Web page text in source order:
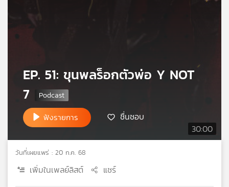
เครือ
แผนที่
วิทยุ
เครือ
ข่าย
30:00
EP. 51: ขุนพลร็อกตัวพ่อ Y NOT
7
ฟังรายการ ชื่นชอบ
วันที่เผยแพร่ : 20 ก.ค. 68
เพิ่มในเพลย์ลิสต์ แชร์